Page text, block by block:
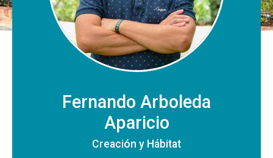
Fernando Arboleda
Aparicio
Creación y Hábitat